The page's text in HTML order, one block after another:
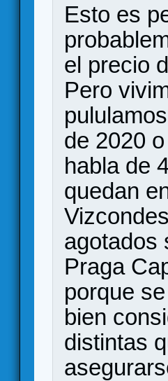
Esto es
el precio
Pero
de 2020
habla de
quedan
agotados
Praga
porque
bien
distintas